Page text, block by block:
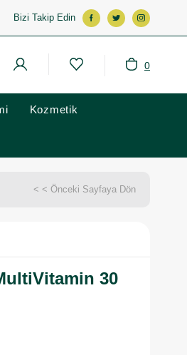
Bizi Takip Edin
0
Kozmetik
< < Önceki Sayfaya Dön
30